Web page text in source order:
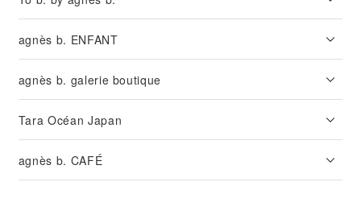
agnès b. ENFANT
agnès b. galerie boutique
Tara Océan Japan
agnès b. CAFÉ